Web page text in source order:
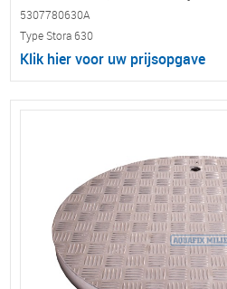
5307780630A
Type Stora 630
Klik hier voor uw prijsopgave